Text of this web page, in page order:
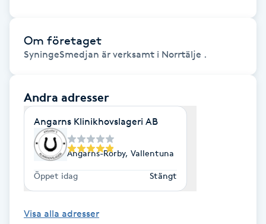
Fotvård
Fransar
Fransborttagning
Fransfärgning
Fransförlängning
Om företaget
SyningeSmedjan är verksamt i Norrtälje .
Andra adresser
Angarns Klinikhovslageri AB
Angarns-Rörby, Vallentuna
Öppet idag Stängt
Visa alla adresser